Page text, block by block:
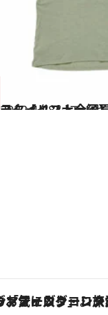
2022.4.28
スタイリスト金子夏子さんに聞く タウンユース出来る アウトドアアイテム【インナ
コミック ＆ エッ